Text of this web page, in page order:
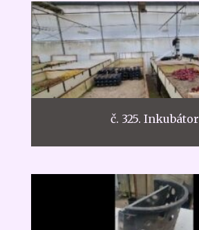
č. 325. Inkubátor